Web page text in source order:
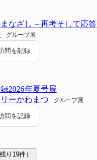
なざし – 再考そして応答
グループ展
問を記録
2026年夏号展
ーかわまつ
グループ展
問を記録
残り 19件）